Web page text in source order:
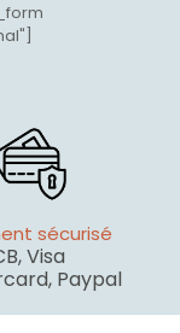
sécurisé
Visa
Paypal